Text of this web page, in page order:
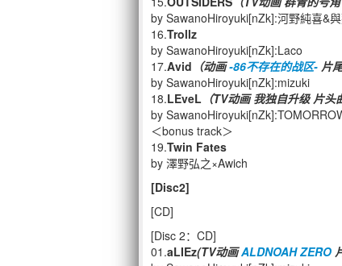
by SawanoHiroyuki[nZk]:河野純喜&
16.Trollz
by SawanoHiroyuki[nZk]:Laco
17.Avid （动画-86不存在的战区- 片
by SawanoHiroyuki[nZk]:mizuki
18.LEveL （TV动画 我独自升级 片头
by
＜bonus track＞
19.Twin Fates
by 澤野弘之×Awich
[Disc2]
[CD]
[Disc 2：CD]
01.aLIEz(TV动画ALDNOAH ZERO